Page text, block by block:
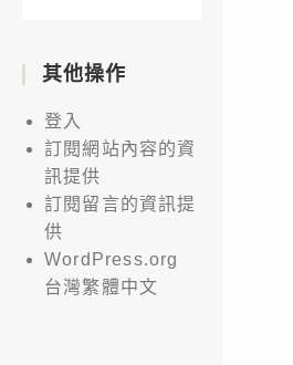
其他操作
登入
訂閱網站內容的資
訊提供
訂閱留言的資訊提
供
WordPress.org
台灣繁體中文